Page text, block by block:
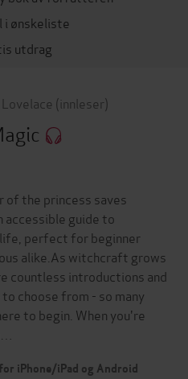
i ønskeliste
utdrag
(innleser)
of the princess saves
accessible guide to
perfect for beginner
alike.As witchcraft grows
countless introductions and
choose from - so many
to begin. When you're
iPhone/iPad og Android